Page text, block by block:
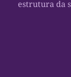
estrutura da